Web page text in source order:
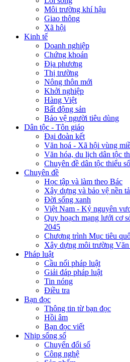
Môi trường khí hậu
Giao thông
Xã hội
Kinh tế
Doanh nghiệp
Chứng khoán
Địa phương
Thị trường
Nông thôn mới
Khởi nghiệp
Hàng Việt
Bất động sản
Bảo vệ người tiêu dùng
Dân tộc - Tôn giáo
Đại đoàn kết
Văn hoá - Xã hội vùng
Văn hóa, du lịch dân tộc
Chuyên đề dân tộc thiểu
Chuyên đề
Học tập và làm theo Bác
Xây dựng và bảo vệ nền
Đời sống xanh
Việt Nam - Kỷ nguyên
Quy hoạch mạng lưới cơ
2045
Chương trình Mục tiêu
Xây dựng môi trường Văn
Pháp luật
Cầu nối pháp luật
Giải đáp pháp luật
Tin nóng
Điều tra
Bạn đọc
Thông tin từ bạn đọc
Hồi âm
Bạn đọc viết
Nhịp sống số
Chuyển đổi số
Công nghệ